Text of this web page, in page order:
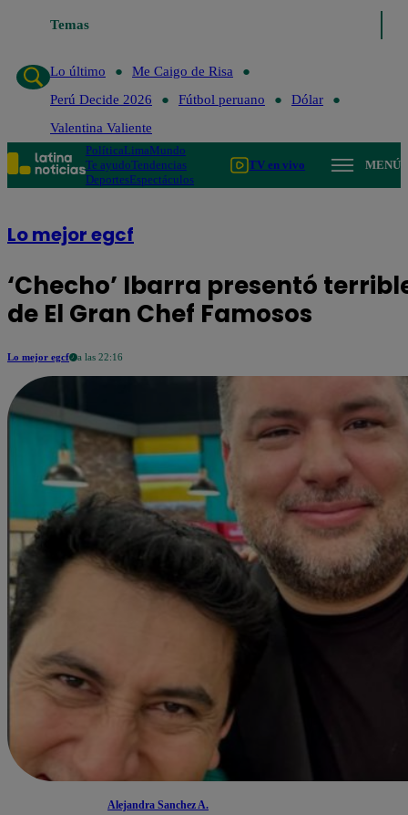
Temas
Lo último
Me Caigo de Risa
Perú Decide 2026
Fútbol peruano
Dólar
Valentina Valiente
PolíticaLimaMundo
Te ayudoTendencias
DeportesEspectáculos
TV en vivo MENÚ
Lo mejor egcf
‘Checho’ Ibarra presentó
de El Gran Chef Famosos
Lo mejor egcf a las 22:16
Alejandra Sanchez A.